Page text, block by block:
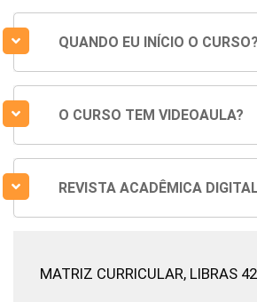
QUANDO EU INÍCIO O CURSO?
O CURSO TEM VIDEOAULA?
REVISTA ACADÊMICA
MATRIZ CURRICULAR, LIBRAS